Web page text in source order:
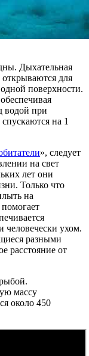
Дыхательная
для
поверхности.
водой при
на 1
», следует
на свет
лет они
Только что
на
человечески ухом.
разными
расстояние от
массу
около 450